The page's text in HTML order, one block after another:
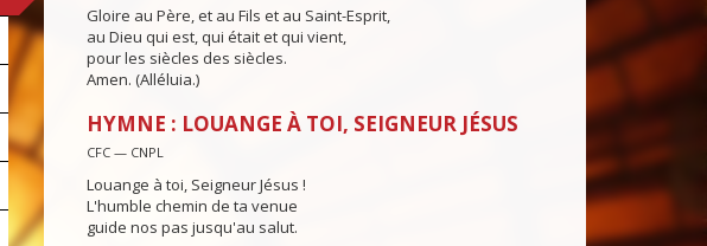
Gloire au Père, et au Fils et au Saint-Esprit,
au Dieu qui est, qui était et qui vient,
pour les siècles des siècles.
Amen. (Alléluia.)
HYMNE : LOUANGE À TOI, SEIGNEUR JÉSUS
CFC — CNPL
Louange à toi, Seigneur Jésus !
L'humble chemin de ta venue
guide nos pas jusqu'au salut.